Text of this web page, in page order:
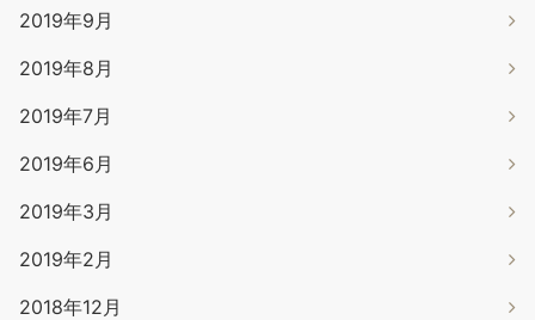
2019年9月
2019年8月
2019年7月
2019年6月
2019年3月
2019年2月
2018年12月